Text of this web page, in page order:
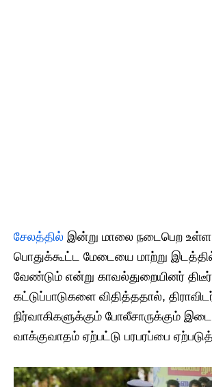
சேலத்தில் இன்று மாலை நடைபெற உள்ள
பொதுக்கூட்ட மேடையை மாற்று
வேண்டும் என்று காவல்துறையினர் திடீர்
கட்டுப்பாடுகளை விதித்ததால்,
நிர்வாகிகளுக்கும் போலீசாருக்கும்
வாக்குவாதம் ஏற்பட்டு பரபரப்பை